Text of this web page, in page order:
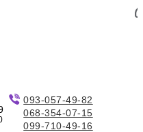
093-057-49-82
068-354-07-15
099-710-49-16